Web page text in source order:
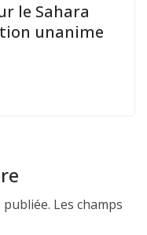
le Sahara
unanime
Les champs